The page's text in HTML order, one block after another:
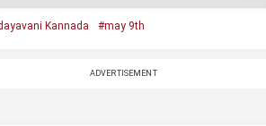
Kannada #may 9th
ADVERTISEMENT